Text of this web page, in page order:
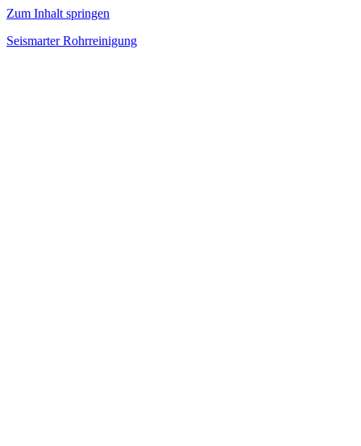
Zum Inhalt springen
Seismarter Rohrreinigung